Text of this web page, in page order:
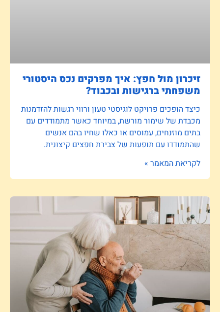
זיכרון מול חפץ: איך מפרקים נכס היסטורי
משפחתי ברגישות ובכבוד?
כיצד הופכים פרויקט לוגיסטי טעון ורווי רגשות להזדמנות
מכבדת של שימור מורשת, במיוחד כאשר מתמודדים עם
בתים מוזנחים, עמוסים או כאלו שחיו בהם אנשים
שהתמודדו עם תופעות של צבירת חפצים קיצונית.
לקריאת המאמר »